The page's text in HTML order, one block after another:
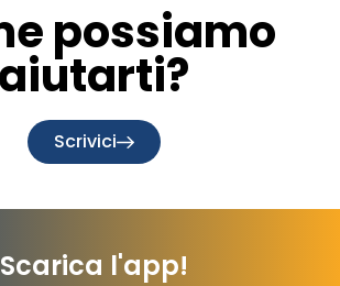
possiamo
aiutarti?
Scrivici
Scarica l'app!